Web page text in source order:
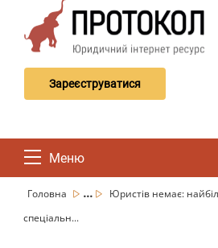
Зареєструватися
Меню
Головна ...
Юристів немає:
спеціальн...